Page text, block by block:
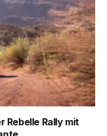
Rebelle Rally mit